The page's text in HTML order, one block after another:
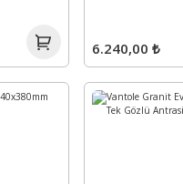
6.240,00 ₺